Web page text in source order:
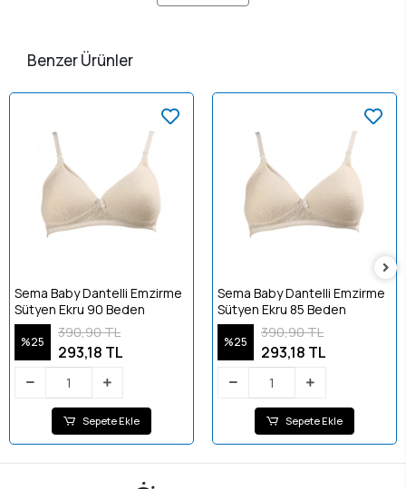
Benzer Ürünler
Sema Baby Dantelli Emzirme
Sütyen Ekru 90 Beden
%25
390,90 TL
293,18 TL
Sepete Ekle
Sema Baby Dantelli Emzirme
Sütyen Ekru 85 Beden
%25
390,90 TL
293,18 TL
Sepete Ekle